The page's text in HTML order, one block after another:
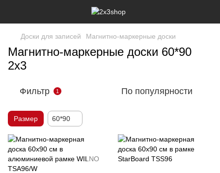
Доски для записей Магнитно-маркерные доски
Магнитно-маркерные доски 60*90
2х3
Фильтр 1 По популярности
Размер 60*90